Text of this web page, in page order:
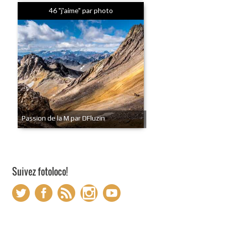
46 "j'aime" par photo
Passion de la M par DFluzin
Suivez fotoloco!